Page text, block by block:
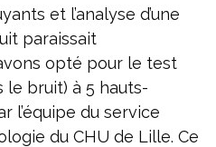
et l’analyse d’une
paraissait
opté pour le test
le bruit) à 5 hauts-
l’équipe du service
du CHU de Lille. Ce